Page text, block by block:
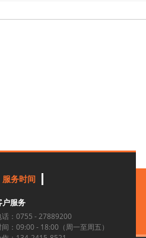
服务时间
户服务
话：0755 - 27889200
间：09:00 - 18:00（周一至周五）